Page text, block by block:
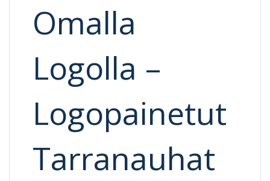
Omalla
Logolla –
Logopainetut
Tarranauhat